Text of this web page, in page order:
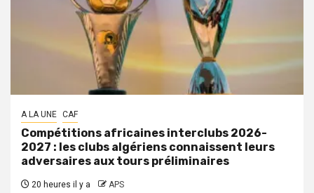
A LA UNE CAF
Compétitions africaines interclubs 2026-
2027 : les clubs algériens connaissent leurs
adversaires aux tours préliminaires
20 heures il y a APS